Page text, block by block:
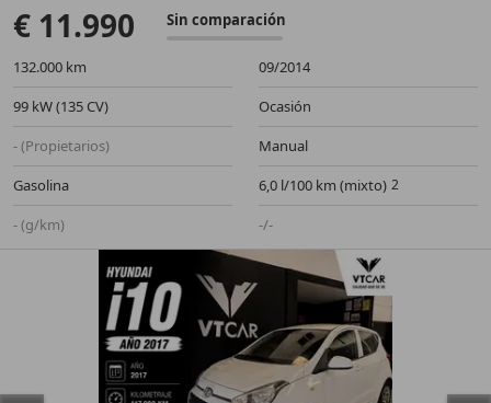
€ 11.990 Sin comparación
132.000 km
09/2014
99 kW (135 CV)
Ocasión
- (Propietarios)
Manual
Gasolina
6,0 l/100 km (mixto)
- (g/km)
-/-